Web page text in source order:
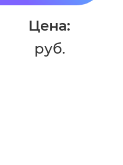
Цена:
руб.